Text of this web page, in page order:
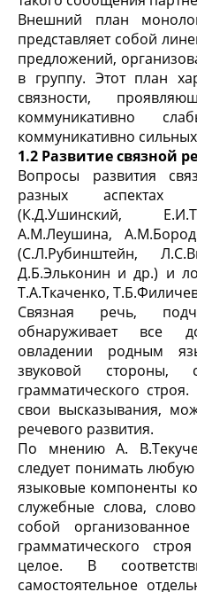
Внешний план
представляет собой
предложений,
в группу. Этот план
связности,
коммуникативно
коммуникативно
1.2 Развитие связной
Вопросы развития
разных аспектах
(К.Д.Ушинский,
А.М.Леушина,
(С.Л.Рубинштейн,
Д.Б.Эльконин и др.) и
Т.А.Ткаченко,
Связная речь,
обнаруживает все
овладении родным
звуковой стороны,
грамматического
свои высказывания,
речевого развития.
По мнению А.
следует понимать
языковые компоненты
служебные слова,
собой
грамматического
целое. В
самостоятельное